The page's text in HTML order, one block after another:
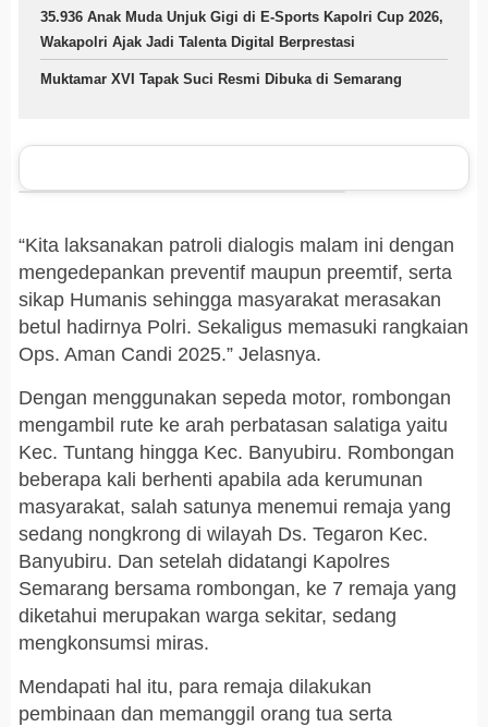
35.936 Anak Muda Unjuk Gigi di E-Sports Kapolri Cup 2026,
Wakapolri Ajak Jadi Talenta Digital Berprestasi
Muktamar XVI Tapak Suci Resmi Dibuka di Semarang
“Kita laksanakan patroli dialogis malam ini dengan
mengedepankan preventif maupun preemtif, serta
sikap Humanis sehingga masyarakat merasakan
betul hadirnya Polri. Sekaligus memasuki rangkaian
Ops. Aman Candi 2025.” Jelasnya.
Dengan menggunakan sepeda motor, rombongan
mengambil rute ke arah perbatasan salatiga yaitu
Kec. Tuntang hingga Kec. Banyubiru. Rombongan
beberapa kali berhenti apabila ada kerumunan
masyarakat, salah satunya menemui remaja yang
sedang nongkrong di wilayah Ds. Tegaron Kec.
Banyubiru. Dan setelah didatangi Kapolres
Semarang bersama rombongan, ke 7 remaja yang
diketahui merupakan warga sekitar, sedang
mengkonsumsi miras.
Mendapati hal itu, para remaja dilakukan
pembinaan dan memanggil orang tua serta